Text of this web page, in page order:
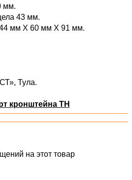
мм.
43 мм.
мм Х 60 мм Х 91 мм.
Тула.
кронштейна ТН
на этот товар